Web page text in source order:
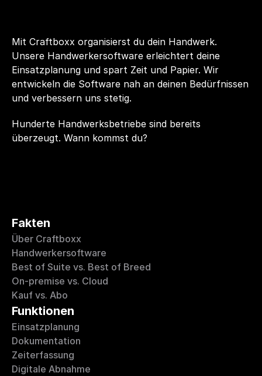
Mit Craftboxx organisierst du dein Handwerk.
Unsere Handwerkersoftware erleichtert deine
Einsatzplanung und spart Zeit und Papier. Wir
entwickeln die Software nah an deinen Bedürfnissen
und verbessern uns stetig.
Hunderte Handwerksbetriebe sind bereits
überzeugt. Wann kommst du?
Fakten
Über Craftboxx
Handwerkersoftware
Best of Suite vs. Best of Breed
On-premise vs. Cloud
Kauf vs. Abo
Funktionen
Einsatzplanung
Dokumentation
Zeiterfassung
Digitale Abnahme